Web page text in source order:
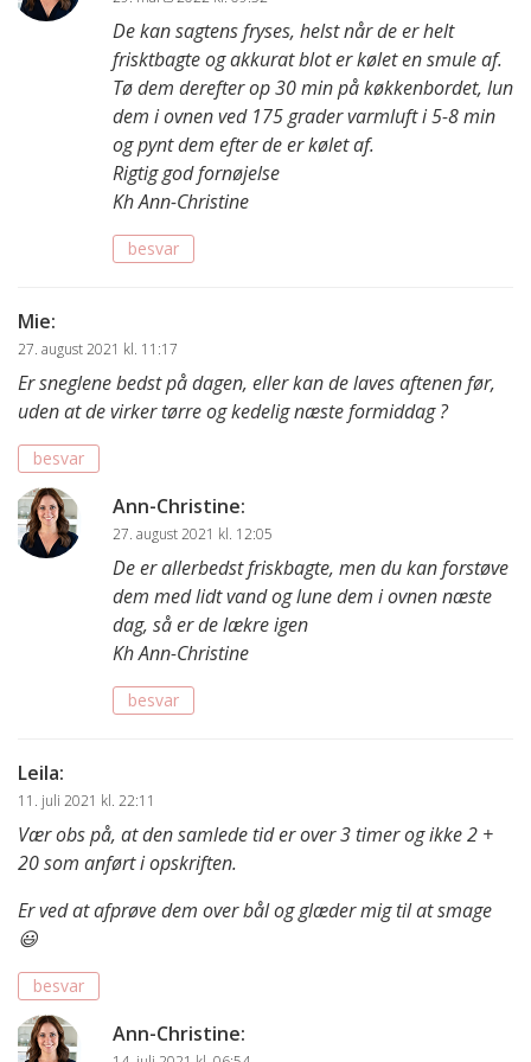
De kan sagtens fryses, helst når de er helt
frisktbagte og akkurat blot er kølet en smule af.
Tø dem derefter op 30 min på køkkenbordet, lun
dem i ovnen ved 175 grader varmluft i 5-8 min
og pynt dem efter de er kølet af.
Rigtig god fornøjelse
Kh Ann-Christine
besvar
Mie:
27. august 2021 kl. 11:17
Er sneglene bedst på dagen, eller kan de laves aftenen før,
uden at de virker tørre og kedelig næste formiddag ?
besvar
Ann-Christine:
27. august 2021 kl. 12:05
De er allerbedst friskbagte, men du kan forstøve
dem med lidt vand og lune dem i ovnen næste
dag, så er de lækre igen
Kh Ann-Christine
besvar
Leila:
11. juli 2021 kl. 22:11
Vær obs på, at den samlede tid er over 3 timer og ikke 2 +
20 som anført i opskriften.
Er ved at afprøve dem over bål og glæder mig til at smage
😃
besvar
Ann-Christine: